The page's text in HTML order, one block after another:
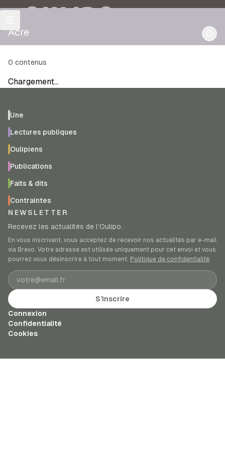
OULIPO
Acre
0 contenus
Chargement…
Une
Lectures publiques
Oulipiens
Publications
Faits & dits
Contraintes
NEWSLETTER
Recevez les actualités de l’Oulipo.
En vous inscrivant, vous acceptez de recevoir nos actualités par e-mail
via Brevo. Votre adresse est utilisée uniquement pour cet envoi et vous
pourrez vous désinscrire à tout moment. Politique de confidentialité.
Adresse e-mail
S’inscrire
Connexion
Confidentialité
Cookies